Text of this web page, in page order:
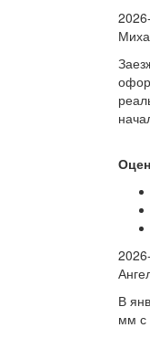
В
мм с